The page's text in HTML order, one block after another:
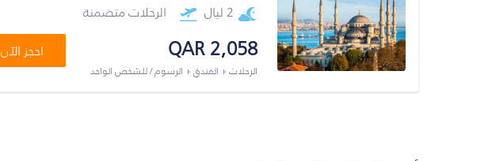
2 ليال الرحلات متضمنة
QAR 2,058
الرحلات + الفندق + الرسوم / للشخص الواحد
احجز الآن